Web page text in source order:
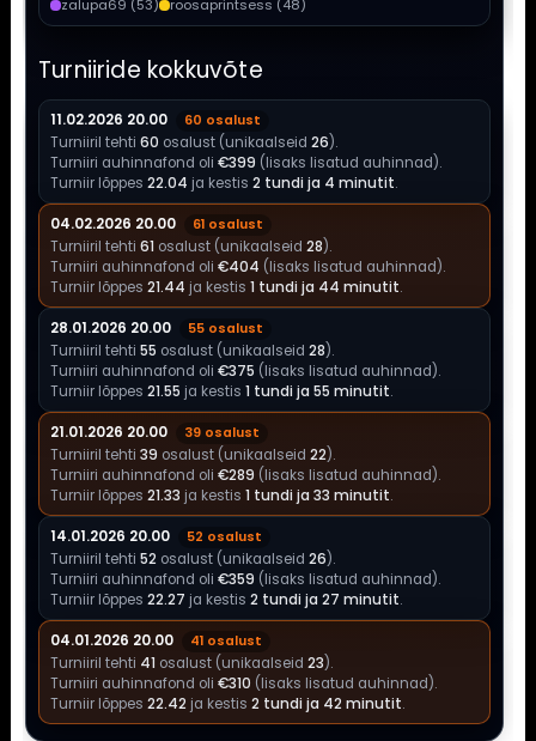
zalupa69 (53)
roosaprintsess (48)
Turniiride kokkuvõte
11.02.2026 20.00 60 osalust
Turniiril tehti 60 osalust (unikaalseid 26).
Turniiri auhinnafond oli €399 (lisaks lisatud auhinnad).
Turniir lõppes 22.04 ja kestis 2 tundi ja 4 minutit.
04.02.2026 20.00 61 osalust
Turniiril tehti 61 osalust (unikaalseid 28).
Turniiri auhinnafond oli €404 (lisaks lisatud auhinnad).
Turniir lõppes 21.44 ja kestis 1 tundi ja 44 minutit.
28.01.2026 20.00 55 osalust
Turniiril tehti 55 osalust (unikaalseid 28).
Turniiri auhinnafond oli €375 (lisaks lisatud auhinnad).
Turniir lõppes 21.55 ja kestis 1 tundi ja 55 minutit.
21.01.2026 20.00 39 osalust
Turniiril tehti 39 osalust (unikaalseid 22).
Turniiri auhinnafond oli €289 (lisaks lisatud auhinnad).
Turniir lõppes 21.33 ja kestis 1 tundi ja 33 minutit.
14.01.2026 20.00 52 osalust
Turniiril tehti 52 osalust (unikaalseid 26).
Turniiri auhinnafond oli €359 (lisaks lisatud auhinnad).
Turniir lõppes 22.27 ja kestis 2 tundi ja 27 minutit.
04.01.2026 20.00 41 osalust
Turniiril tehti 41 osalust (unikaalseid 23).
Turniiri auhinnafond oli €310 (lisaks lisatud auhinnad).
Turniir lõppes 22.42 ja kestis 2 tundi ja 42 minutit.